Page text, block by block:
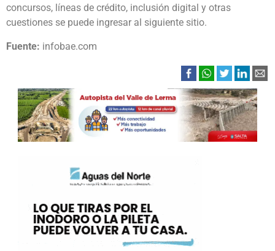
concursos, líneas de crédito, inclusión digital y otras
cuestiones se puede ingresar al siguiente sitio.
Fuente: infobae.com